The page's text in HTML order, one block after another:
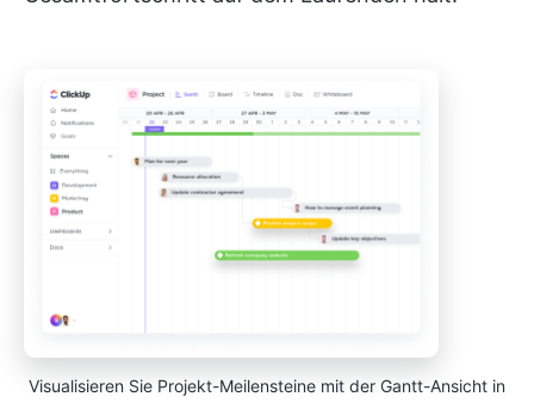
Visualisieren Sie Projekt-Meilensteine mit der Gantt-Ansicht in